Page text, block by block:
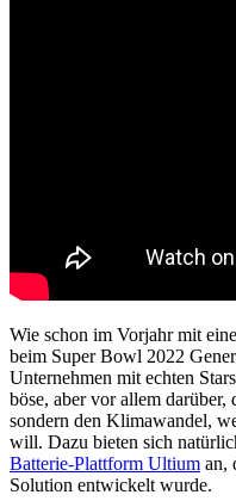
Wie schon im Vorjahr mit
beim Super Bowl 2022
Unternehmen mit echten
böse, aber vor allem
sondern den Klimawandel,
will. Dazu bieten sich
Batterie-Plattform Ultium an,
Solution entwickelt wurde.